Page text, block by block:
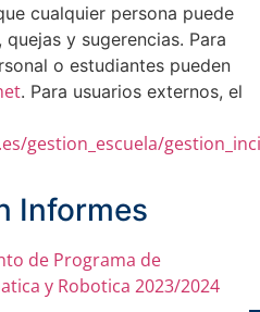
cualquier persona puede
y sugerencias. Para
o estudiantes pueden
. Para usuarios externos, el
gestion_escuela/
Informes
de Programa de
y Robotica 2023/2024